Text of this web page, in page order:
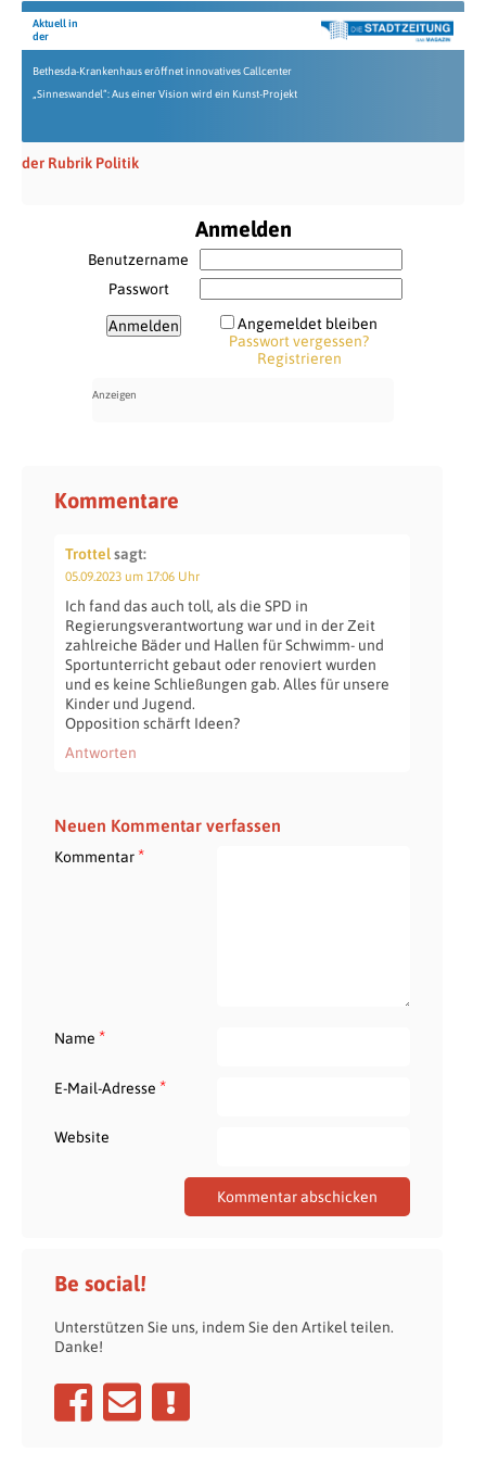
Aktuell in
der
Bethesda-Krankenhaus eröffnet innovatives Callcenter
„Sinneswandel“: Aus einer Vision wird ein Kunst-Projekt
der Rubrik Politik
Anmelden
Benutzername
Passwort
Angemeldet bleiben
Passwort vergessen?
Registrieren
Kommentare
Trottelsagt:
05.09.2023 um 17:06 Uhr
Ich fand das auch toll, als die SPD in
Regierungsverantwortung war und in der Zeit
zahlreiche Bäder und Hallen für Schwimm- und
Sportunterricht gebaut oder renoviert wurden
und es keine Schließungen gab. Alles für unsere
Kinder und Jugend.
Opposition schärft Ideen?
Antworten
Neuen Kommentar verfassen
Kommentar*
Name *
E-Mail-Adresse *
Website
Be social!
Unterstützen Sie uns, indem Sie den Artikel teilen.
Danke!